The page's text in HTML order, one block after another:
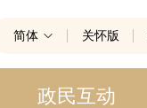
简体 关怀版
政民互动